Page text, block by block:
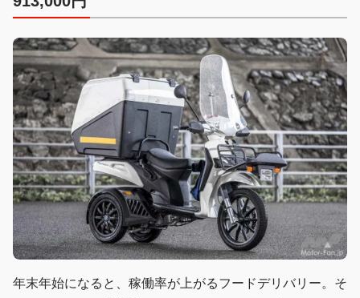
年末年始になると、稼働率が上がるフードデリバリー。そ